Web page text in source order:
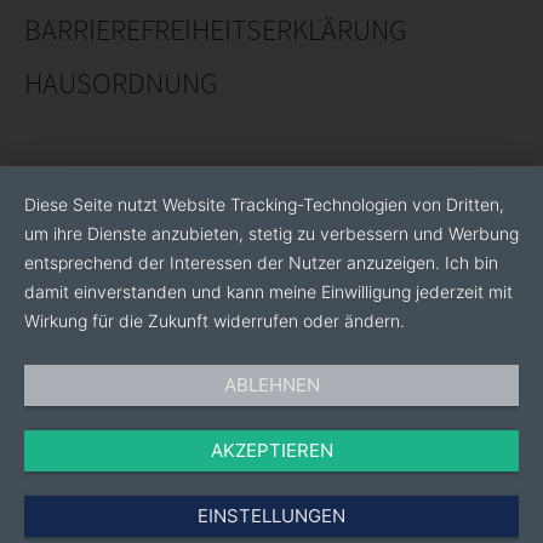
und anderen Forschungseinrichtungen.
Produkte voll auszuschöpfen bieten wir Ihnen die
BARRIEREFREIHEITSERKLÄRUNG
HAUSORDNUNG
Diese Seite nutzt Website Tracking-Technologien von Dritten,
um ihre Dienste anzubieten, stetig zu verbessern und Werbung
entsprechend der Interessen der Nutzer anzuzeigen. Ich bin
damit einverstanden und kann meine Einwilligung jederzeit mit
Wirkung für die Zukunft widerrufen oder ändern.
ABLEHNEN
AKZEPTIEREN
EINSTELLUNGEN